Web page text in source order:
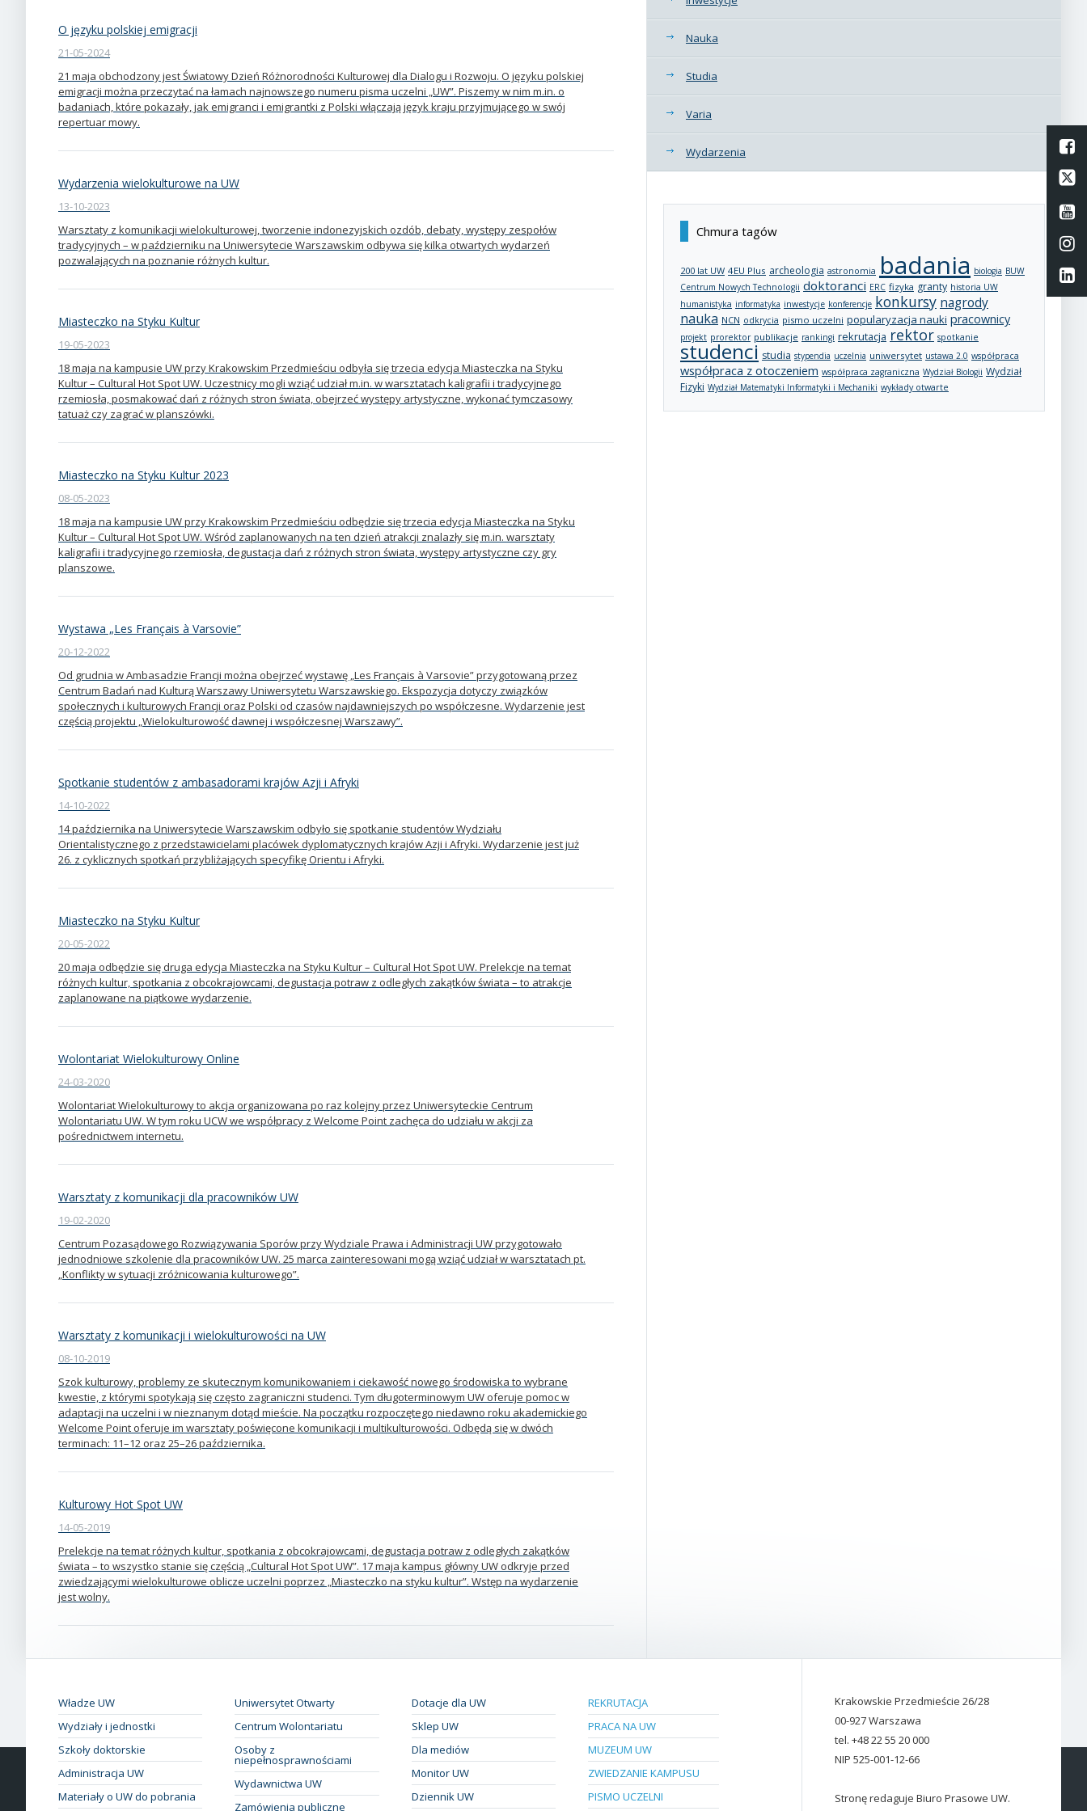
O języku polskiej emigracji
21-05-2024
21 maja obchodzony jest Światowy Dzień Różnorodności Kulturowej dla Dialogu i Rozwoju. O języku polskiej
emigracji można przeczytać na łamach najnowszego numeru pisma uczelni „UW”. Piszemy w nim m.in. o
badaniach, które pokazały, jak emigranci i emigrantki z Polski włączają język kraju przyjmującego w swój
repertuar mowy.
Wydarzenia wielokulturowe na UW
13-10-2023
Warsztaty z komunikacji wielokulturowej, tworzenie indonezyjskich ozdób, debaty, występy zespołów
tradycyjnych – w październiku na Uniwersytecie Warszawskim odbywa się kilka otwartych wydarzeń
pozwalających na poznanie różnych kultur.
Miasteczko na Styku Kultur
19-05-2023
18 maja na kampusie UW przy Krakowskim Przedmieściu odbyła się trzecia edycja Miasteczka na Styku
Kultur – Cultural Hot Spot UW. Uczestnicy mogli wziąć udział m.in. w warsztatach kaligrafii i tradycyjnego
rzemiosła, posmakować dań z różnych stron świata, obejrzeć występy artystyczne, wykonać tymczasowy
tatuaż czy zagrać w planszówki.
Miasteczko na Styku Kultur 2023
08-05-2023
18 maja na kampusie UW przy Krakowskim Przedmieściu odbędzie się trzecia edycja Miasteczka na Styku
Kultur – Cultural Hot Spot UW. Wśród zaplanowanych na ten dzień atrakcji znalazły się m.in. warsztaty
kaligrafii i tradycyjnego rzemiosła, degustacja dań z różnych stron świata, występy artystyczne czy gry
planszowe.
Wystawa „Les Français à Varsovie”
20-12-2022
Od grudnia w Ambasadzie Francji można obejrzeć wystawę „Les Français à Varsovie” przygotowaną przez
Centrum Badań nad Kulturą Warszawy Uniwersytetu Warszawskiego. Ekspozycja dotyczy związków
społecznych i kulturowych Francji oraz Polski od czasów najdawniejszych po współczesne. Wydarzenie jest
częścią projektu „Wielokulturowość dawnej i współczesnej Warszawy”.
Spotkanie studentów z ambasadorami krajów Azji i Afryki
14-10-2022
14 października na Uniwersytecie Warszawskim odbyło się spotkanie studentów Wydziału
Orientalistycznego z przedstawicielami placówek dyplomatycznych krajów Azji i Afryki. Wydarzenie jest już
26. z cyklicznych spotkań przybliżających specyfikę Orientu i Afryki.
Miasteczko na Styku Kultur
20-05-2022
20 maja odbędzie się druga edycja Miasteczka na Styku Kultur – Cultural Hot Spot UW. Prelekcje na temat
różnych kultur, spotkania z obcokrajowcami, degustacja potraw z odległych zakątków świata – to atrakcje
zaplanowane na piątkowe wydarzenie.
Wolontariat Wielokulturowy Online
24-03-2020
Wolontariat Wielokulturowy to akcja organizowana po raz kolejny przez Uniwersyteckie Centrum
Wolontariatu UW. W tym roku UCW we współpracy z Welcome Point zachęca do udziału w akcji za
pośrednictwem internetu.
Warsztaty z komunikacji dla pracowników UW
19-02-2020
Centrum Pozasądowego Rozwiązywania Sporów przy Wydziale Prawa i Administracji UW przygotowało
jednodniowe szkolenie dla pracowników UW. 25 marca zainteresowani mogą wziąć udział w warsztatach pt.
„Konflikty w sytuacji zróżnicowania kulturowego”.
Warsztaty z komunikacji i wielokulturowości na UW
08-10-2019
Szok kulturowy, problemy ze skutecznym komunikowaniem i ciekawość nowego środowiska to wybrane
kwestie, z którymi spotykają się często zagraniczni studenci. Tym długoterminowym UW oferuje pomoc w
adaptacji na uczelni i w nieznanym dotąd mieście. Na początku rozpoczętego niedawno roku akademickiego
Welcome Point oferuje im warsztaty poświęcone komunikacji i multikulturowości. Odbędą się w dwóch
terminach: 11–12 oraz 25–26 października.
Kulturowy Hot Spot UW
14-05-2019
Prelekcje na temat różnych kultur, spotkania z obcokrajowcami, degustacja potraw z odległych zakątków
świata – to wszystko stanie się częścią „Cultural Hot Spot UW”. 17 maja kampus główny UW odkryje przed
zwiedzającymi wielokulturowe oblicze uczelni poprzez „Miasteczko na styku kultur”. Wstęp na wydarzenie
jest wolny.
Nauka
Studia
Varia
Wydarzenia
Chmura tagów
200 lat UW 4EU Plus archeologia astronomia badania biologia BUW
Centrum Nowych Technologii doktoranci ERC fizyka granty historia UW
humanistyka informatyka inwestycje konferencje konkursy nagrody
nauka NCN odkrycia pismo uczelni popularyzacja nauki pracownicy
projekt prorektor publikacje rankingi rekrutacja rektor spotkanie
studenci studia stypendia uczelnia uniwersytet ustawa 2.0 współpraca
współpraca z otoczeniem współpraca zagraniczna Wydział Biologii Wydział
Fizyki Wydział Matematyki Informatyki i Mechaniki wykłady otwarte
Władze UW
Wydziały i jednostki
Szkoły doktorskie
Administracja UW
Materiały o UW do pobrania
Uniwersytet Otwarty
Centrum Wolontariatu
Osoby z
niepełnosprawnościami
Wydawnictwa UW
Zamówienia publiczne
Dotacje dla UW
Sklep UW
Dla mediów
Monitor UW
Dziennik UW
REKRUTACJA
PRACA NA UW
MUZEUM UW
ZWIEDZANIE KAMPUSU
PISMO UCZELNI
Krakowskie Przedmieście 26/28
00-927 Warszawa
tel. +48 22 55 20 000
NIP 525-001-12-66
Stronę redaguje Biuro Prasowe UW.